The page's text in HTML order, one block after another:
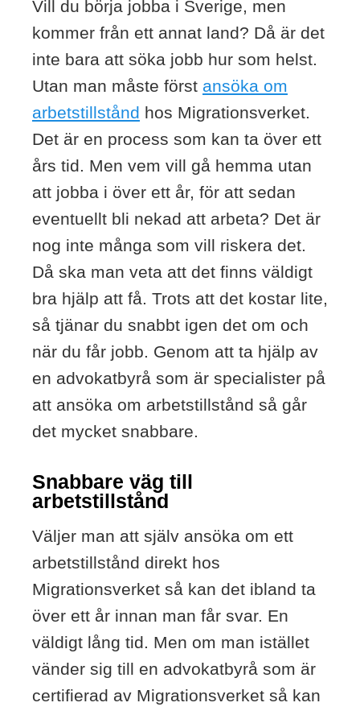
Vill du börja jobba i Sverige, men
kommer från ett annat land? Då är det
inte bara att söka jobb hur som helst.
Utan man måste först ansöka om
arbetstillstånd hos Migrationsverket.
Det är en process som kan ta över ett
års tid. Men vem vill gå hemma utan
att jobba i över ett år, för att sedan
eventuellt bli nekad att arbeta? Det är
nog inte många som vill riskera det.
Då ska man veta att det finns väldigt
bra hjälp att få. Trots att det kostar lite,
så tjänar du snabbt igen det om och
när du får jobb. Genom att ta hjälp av
en advokatbyrå som är specialister på
att ansöka om arbetstillstånd så går
det mycket snabbare.
Snabbare väg till
arbetstillstånd
Väljer man att själv ansöka om ett
arbetstillstånd direkt hos
Migrationsverket så kan det ibland ta
över ett år innan man får svar. En
väldigt lång tid. Men om man istället
vänder sig till en advokatbyrå som är
certifierad av Migrationsverket så kan